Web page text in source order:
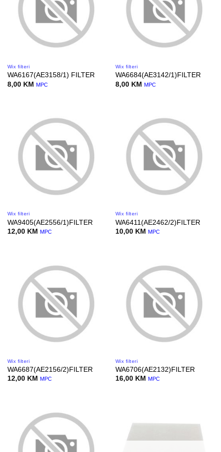
Wix filteri
WA6167(AE3158/1) FILTER
8,00 KM MPC
Wix filteri
WA6684(AE3142/1)FILTER
8,00 KM MPC
Wix filteri
WA9405(AE2556/1)FILTER
12,00 KM MPC
Wix filteri
WA6411(AE2462/2)FILTER
10,00 KM MPC
Wix filteri
WA6687(AE2156/2)FILTER
12,00 KM MPC
Wix filteri
WA6706(AE2132)FILTER
16,00 KM MPC